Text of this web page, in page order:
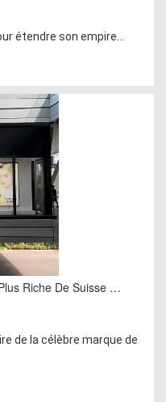
étendre son empire...
Riche De Suisse …
de la célèbre marque de